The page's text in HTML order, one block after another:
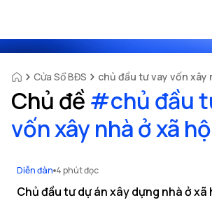
Cửa Sổ BĐS chủ đầu tư vay vốn xây
Chủ đề #chủ đầu
vốn xây nhà ở xã
Diễn đàn 4 phút đọc
Chủ đầu tư dự án xây dựng nhà ở xã